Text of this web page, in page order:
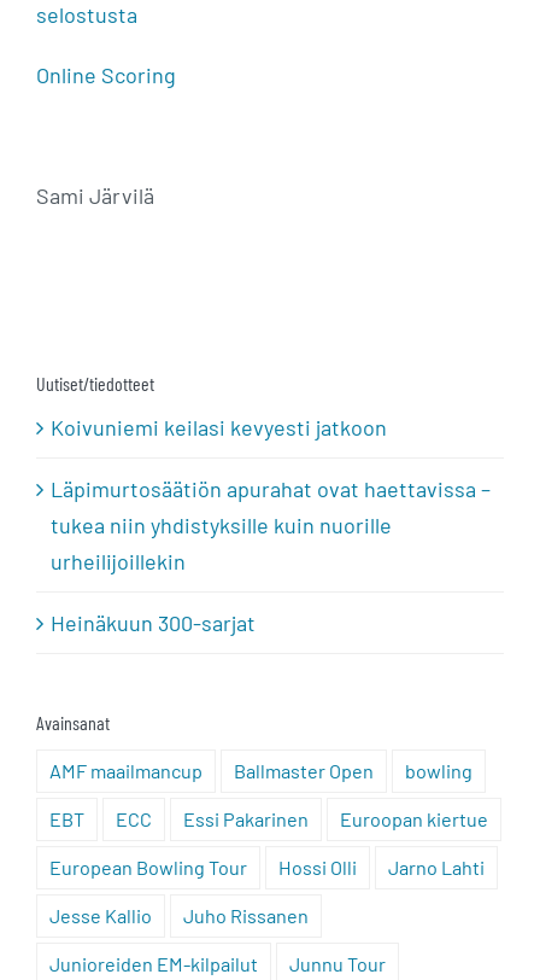
selostusta
Online Scoring
Sami Järvilä
Uutiset/tiedotteet
Koivuniemi keilasi kevyesti jatkoon
Läpimurtosäätiön apurahat ovat haettavissa –
tukea niin yhdistyksille kuin nuorille
urheilijoillekin
Heinäkuun 300-sarjat
Avainsanat
AMF maailmancup Ballmaster Open bowling
EBT ECC Essi Pakarinen Euroopan kiertue
European Bowling Tour Hossi Olli Jarno Lahti
Jesse Kallio Juho Rissanen
Junioreiden EM-kilpailut Junnu Tour